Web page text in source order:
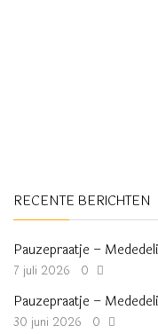
RECENTE BERICHTEN
Pauzepraatje –
7 juli 2026 0
Pauzepraatje –
30 juni 2026 0